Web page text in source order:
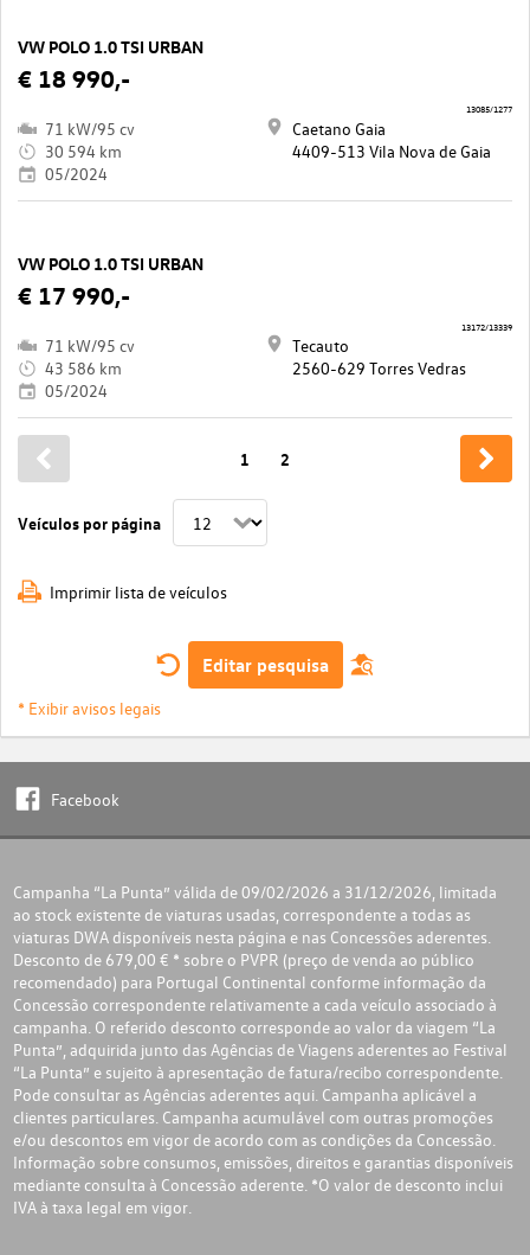
VW POLO 1.0 TSI URBAN
€ 18 990,-
71 kW/95 cv
30 594 km
05/2024
Caetano Gaia
4409-513 Vila Nova de Gaia
13085/1277
VW POLO 1.0 TSI URBAN
€ 17 990,-
71 kW/95 cv
43 586 km
05/2024
Tecauto
2560-629 Torres Vedras
13172/13339
Veículos por página
1 2
Imprimir lista de veículos
Editar pesquisa
* Exibir avisos legais
Facebook
Campanha “La Punta” válida de 09/02/2026 a 31/12/2026, limitada
ao stock existente de viaturas usadas, correspondente a todas as
viaturas DWA disponíveis nesta página e nas Concessões aderentes.
Desconto de 679,00 € * sobre o PVPR (preço de venda ao público
recomendado) para Portugal Continental conforme informação da
Concessão correspondente relativamente a cada veículo associado à
campanha. O referido desconto corresponde ao valor da viagem “La
Punta”, adquirida junto das Agências de Viagens aderentes ao Festival
“La Punta” e sujeito à apresentação de fatura/recibo correspondente.
Pode consultar as Agências aderentes aqui. Campanha aplicável a
clientes particulares. Campanha acumulável com outras promoções
e/ou descontos em vigor de acordo com as condições da Concessão.
Informação sobre consumos, emissões, direitos e garantias disponíveis
mediante consulta à Concessão aderente. *O valor de desconto inclui
IVA à taxa legal em vigor.